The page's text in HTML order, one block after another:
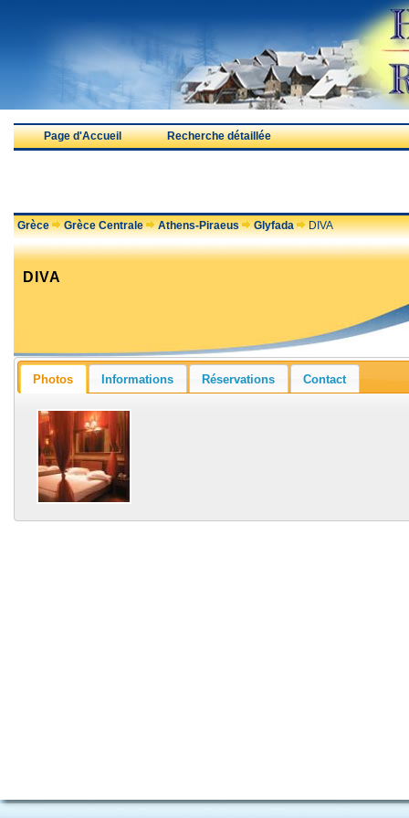
Page d'Accueil Recherche détaillée
Grèce Grèce Centrale Athens-Piraeus Glyfada DIVA
DIVA
Photos Informations Réservations Contact